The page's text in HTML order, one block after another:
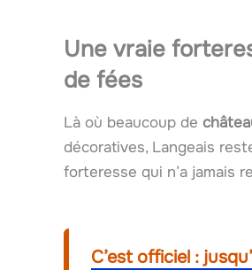
Une vraie
de fées
Là où beaucoup de
décoratives, Langeais
forteresse qui n’a jamais
C’est officiel :